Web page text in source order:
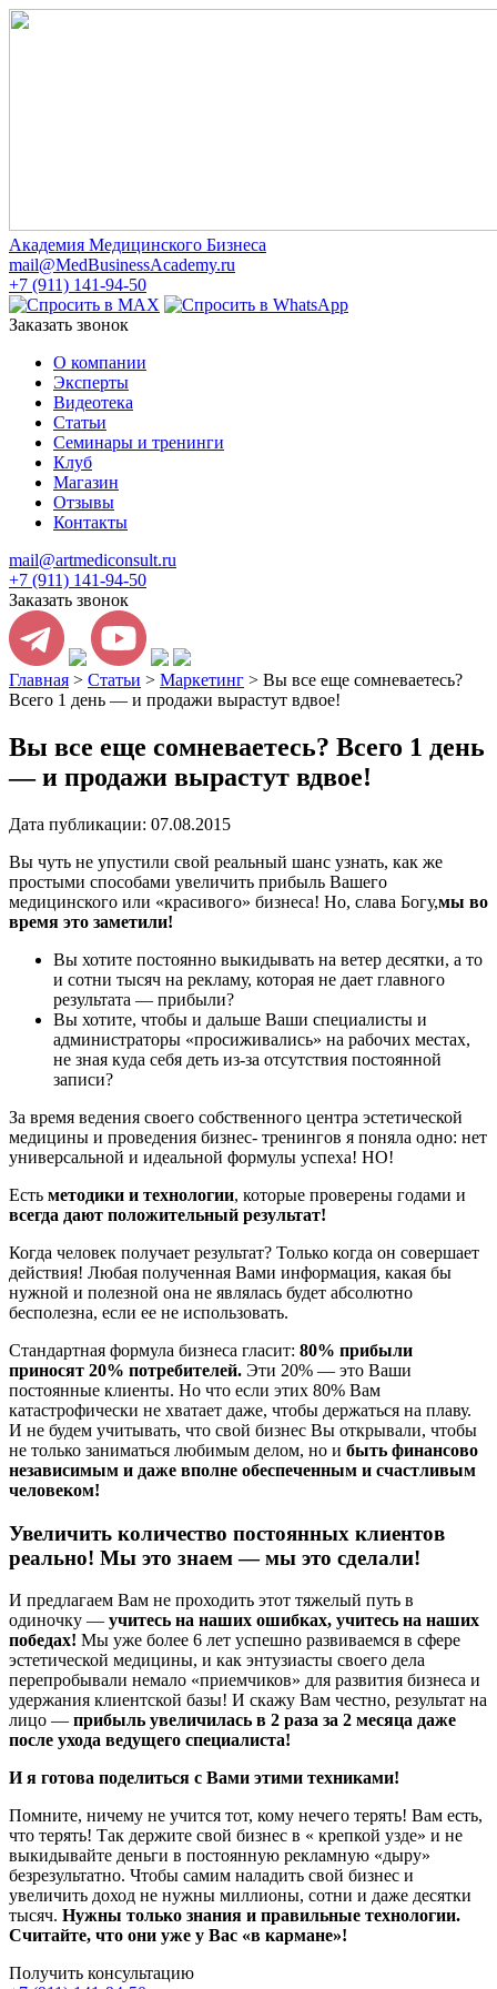
Академия Медицинского Бизнеса
mail@MedBusinessAcademy.ru
+7 (911) 141-94-50
Заказать звонок
О компании
Эксперты
Видеотека
Статьи
Семинары и тренинги
Клуб
Магазин
Отзывы
Контакты
mail@artmediconsult.ru
+7 (911) 141-94-50
Заказать звонок
Главная > Статьи > Маркетинг > Вы все еще сомневаетесь?
Всего 1 день — и продажи вырастут вдвое!
Вы все еще сомневаетесь? Всего 1 день
— и продажи вырастут вдвое!
Дата публикации: 07.08.2015
Вы чуть не упустили свой реальный шанс узнать, как же
простыми способами увеличить прибыль Вашего
медицинского или «красивого» бизнеса! Но, слава Богу,мы во
время это заметили!
Вы хотите постоянно выкидывать на ветер десятки, а то
и сотни тысяч на рекламу, которая не дает главного
результата — прибыли?
Вы хотите, чтобы и дальше Ваши специалисты и
администраторы «просиживались» на рабочих местах,
не зная куда себя деть из-за отсутствия постоянной
записи?
За время ведения своего собственного центра эстетической
медицины и проведения бизнес- тренингов я поняла одно: нет
универсальной и идеальной формулы успеха! НО!
Есть методики и технологии, которые проверены годами и
всегда дают положительный результат!
Когда человек получает результат? Только когда он совершает
действия! Любая полученная Вами информация, какая бы
нужной и полезной она не являлась будет абсолютно
бесполезна, если ее не использовать.
Стандартная формула бизнеса гласит: 80% прибыли
приносят 20% потребителей. Эти 20% — это Ваши
постоянные клиенты. Но что если этих 80% Вам
катастрофически не хватает даже, чтобы держаться на плаву.
И не будем учитывать, что свой бизнес Вы открывали, чтобы
не только заниматься любимым делом, но и быть финансово
независимым и даже вполне обеспеченным и счастливым
человеком!
Увеличить количество постоянных клиентов
реально! Мы это знаем — мы это сделали!
И предлагаем Вам не проходить этот тяжелый путь в
одиночку — учитесь на наших ошибках, учитесь на наших
победах! Мы уже более 6 лет успешно развиваемся в сфере
эстетической медицины, и как энтузиасты своего дела
перепробывали немало «приемчиков» для развития бизнеса и
удержания клиентской базы! И скажу Вам честно, результат на
лицо — прибыль увеличилась в 2 раза за 2 месяца даже
после ухода ведущего специалиста!
И я готова поделиться с Вами этими техниками!
Помните, ничему не учится тот, кому нечего терять! Вам есть,
что терять! Так держите свой бизнес в « крепкой узде» и не
выкидывайте деньги в постоянную рекламную «дыру»
безрезультатно. Чтобы самим наладить свой бизнес и
увеличить доход не нужны миллионы, сотни и даже десятки
тысяч. Нужны только знания и правильные технологии.
Считайте, что они уже у Вас «в кармане»!
Получить консультацию